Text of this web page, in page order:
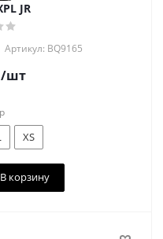
JR
Артикул: BQ9165
/шт
XS
В корзину